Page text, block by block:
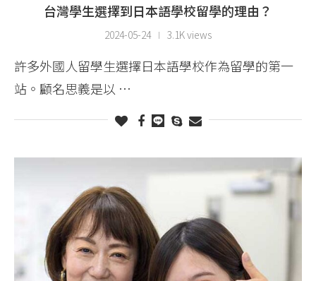
台灣學生選擇到日本語學校留學的理由？
2024-05-24 3.1K views
許多外國人留學生選擇日本語學校作為留學的第一
站。顧名思義是以 …